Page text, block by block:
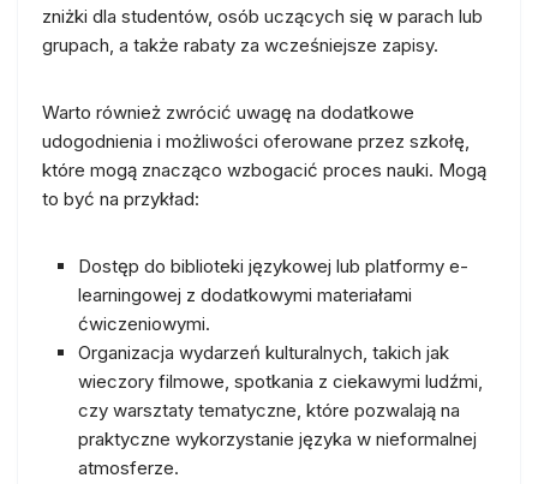
zniżki dla studentów, osób uczących się w parach lub
grupach, a także rabaty za wcześniejsze zapisy.
Warto również zwrócić uwagę na dodatkowe
udogodnienia i możliwości oferowane przez szkołę,
które mogą znacząco wzbogacić proces nauki. Mogą
to być na przykład:
Dostęp do biblioteki językowej lub platformy e-
learningowej z dodatkowymi materiałami
ćwiczeniowymi.
Organizacja wydarzeń kulturalnych, takich jak
wieczory filmowe, spotkania z ciekawymi ludźmi,
czy warsztaty tematyczne, które pozwalają na
praktyczne wykorzystanie języka w nieformalnej
atmosferze.